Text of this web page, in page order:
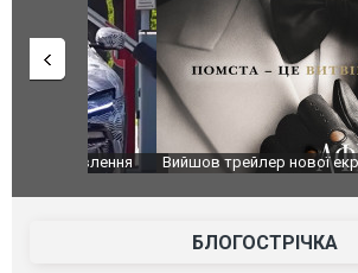
Вийшов трейлер нової екранізації
БЛОГОСТРІЧКА